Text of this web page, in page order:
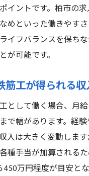
イントです。柏市の求
めといった働きやす
イフバランスを保ち
が可能です。
筋工が得られる
として働く場合、月
で幅があります。経
入は大きく変動しま
種手当が加算される
万円程度が目安とな